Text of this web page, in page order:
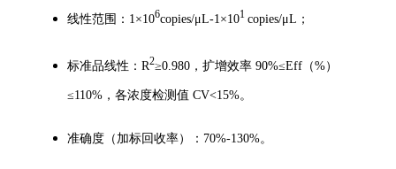
线性范围：1×106copies/μL-1×101 copies/μL；
标准品线性：R2≥0.980，扩增效率 90%≤Eff（%）
≤110%，各浓度检测值 CV<15%。
准确度（加标回收率）：70%-130%。